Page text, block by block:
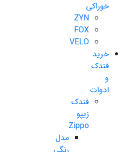
خوراکی
ZYN
FOX
VELO
خرید
فندک
و
ادوات
فندک
زیپو
Zippo
مدل